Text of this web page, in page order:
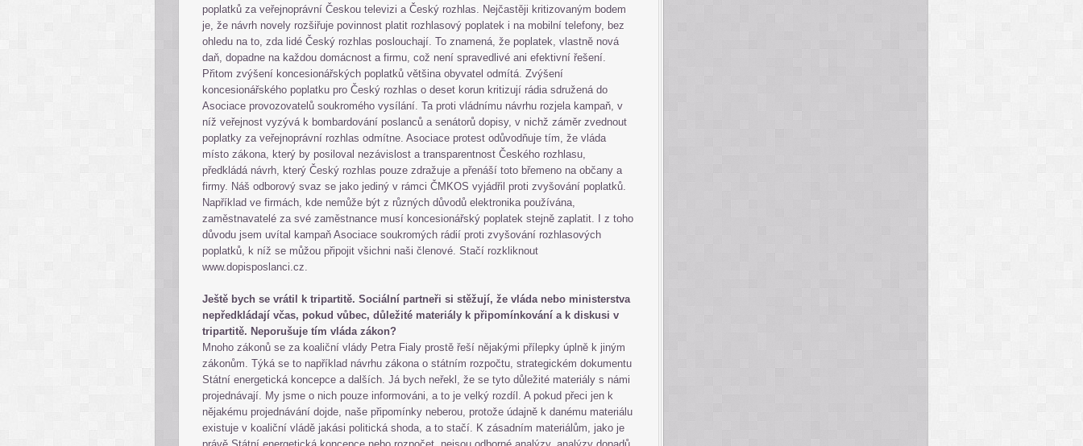
poplatků za veřejnoprávní Českou televizi a Český rozhlas. Nejčastěji kritizovaným bodem
je, že návrh novely rozšiřuje povinnost platit rozhlasový poplatek i na mobilní telefony, bez
ohledu na to, zda lidé Český rozhlas poslouchají. To znamená, že poplatek, vlastně nová
daň, dopadne na každou domácnost a firmu, což není spravedlivé ani efektivní řešení.
Přitom zvýšení koncesionářských poplatků většina obyvatel odmítá. Zvýšení
koncesionářského poplatku pro Český rozhlas o deset korun kritizují rádia sdružená do
Asociace provozovatelů soukromého vysílání. Ta proti vládnímu návrhu rozjela kampaň, v
níž veřejnost vyzývá k bombardování poslanců a senátorů dopisy, v nichž záměr zvednout
poplatky za veřejnoprávní rozhlas odmítne. Asociace protest odůvodňuje tím, že vláda
místo zákona, který by posiloval nezávislost a transparentnost Českého rozhlasu,
předkládá návrh, který Český rozhlas pouze zdražuje a přenáší toto břemeno na občany a
firmy. Náš odborový svaz se jako jediný v rámci ČMKOS vyjádřil proti zvyšování poplatků.
Například ve firmách, kde nemůže být z různých důvodů elektronika používána,
zaměstnavatelé za své zaměstnance musí koncesionářský poplatek stejně zaplatit. I z toho
důvodu jsem uvítal kampaň Asociace soukromých rádií proti zvyšování rozhlasových
poplatků, k níž se můžou připojit všichni naši členové. Stačí rozkliknout
www.dopisposlanci.cz.
Ještě bych se vrátil k tripartitě. Sociální partneři si stěžují, že vláda nebo ministerstva
nepředkládají včas, pokud vůbec, důležité materiály k připomínkování a k diskusi v
tripartitě. Neporušuje tím vláda zákon?
Mnoho zákonů se za koaliční vlády Petra Fialy prostě řeší nějakými přílepky úplně k jiným
zákonům. Týká se to například návrhu zákona o státním rozpočtu, strategickém dokumentu
Státní energetická koncepce a dalších. Já bych neřekl, že se tyto důležité materiály s námi
projednávají. My jsme o nich pouze informováni, a to je velký rozdíl. A pokud přeci jen k
nějakému projednávání dojde, naše připomínky neberou, protože údajně k danému materiálu
existuje v koaliční vládě jakási politická shoda, a to stačí. K zásadním materiálům, jako je